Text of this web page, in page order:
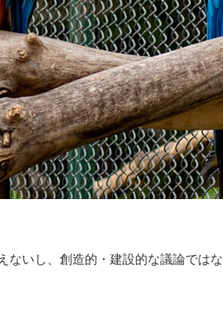
いし、創造的・建設的な議論では